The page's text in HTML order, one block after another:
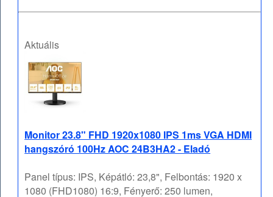
Aktuális
Monitor 23.8" FHD 1920x1080 IPS 1ms VGA HDMI
hangszóró 100Hz AOC 24B3HA2 - Eladó
Panel típus: IPS, Képátló: 23,8", Felbontás: 1920 x
1080 (FHD1080) 16:9, Fényerő: 250 lumen,